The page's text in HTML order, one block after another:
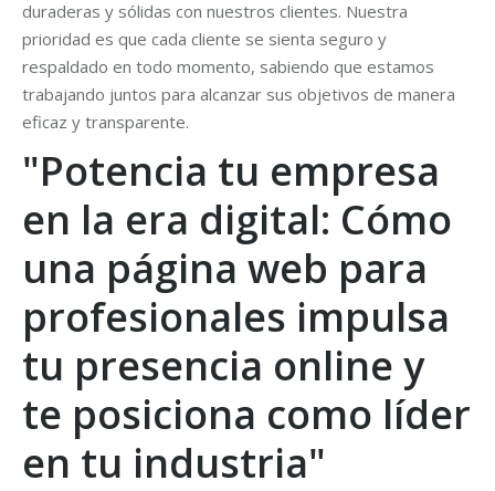
duraderas y sólidas con nuestros clientes. Nuestra
prioridad es que cada cliente se sienta seguro y
respaldado en todo momento, sabiendo que estamos
trabajando juntos para alcanzar sus objetivos de manera
eficaz y transparente.
"Potencia tu empresa
en la era digital: Cómo
una página web para
profesionales impulsa
tu presencia online y
te posiciona como líder
en tu industria"